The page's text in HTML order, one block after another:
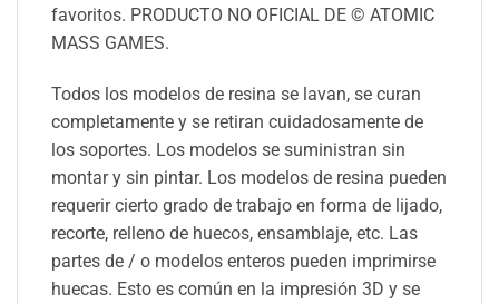
favoritos. PRODUCTO NO OFICIAL DE © ATOMIC
MASS GAMES.
Todos los modelos de resina se lavan, se curan
completamente y se retiran cuidadosamente de
los soportes. Los modelos se suministran sin
montar y sin pintar. Los modelos de resina pueden
requerir cierto grado de trabajo en forma de lijado,
recorte, relleno de huecos, ensamblaje, etc. Las
partes de / o modelos enteros pueden imprimirse
huecas. Esto es común en la impresión 3D y se